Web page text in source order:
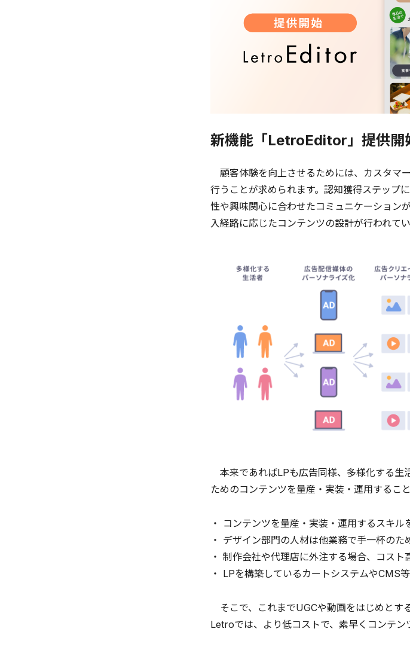
新機能「LetroEditor」提供開
顧客体験を向上させるためには、カスタマ
行うことが求められます。認知獲得ステップ
性や興味関心に合わせたコミュニケーション
入経路に応じたコンテンツの設計が行われてい
本来であればLPも広告同様、多様化する生
ためのコンテンツを量産・実装・運用するこ
・ コンテンツを量産・実装・運用するスキル
・ デザイン部門の人材は他業務で手一杯の
・ 制作会社や代理店に外注する場合、コスト
・ LPを構築しているカートシステムやCMS
そこで、これまでUGCや動画をはじめとす
Letroでは、より低コストで、素早くコンテ